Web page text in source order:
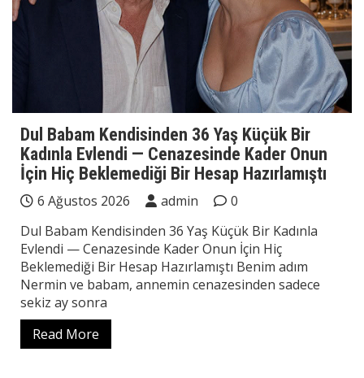
Dul Babam Kendisinden 36 Yaş Küçük Bir
Kadınla Evlendi — Cenazesinde Kader Onun
İçin Hiç Beklemediği Bir Hesap Hazırlamıştı
6 Ağustos 2026 admin
0
Dul Babam Kendisinden 36 Yaş Küçük Bir Kadınla
Evlendi — Cenazesinde Kader Onun İçin Hiç
Beklemediği Bir Hesap Hazırlamıştı Benim adım
Nermin ve babam, annemin cenazesinden sadece
sekiz ay sonra
Read More